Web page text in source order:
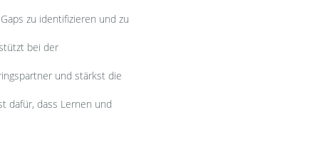
zu identifizieren und zu
bei der
und stärkst die
dafür, dass Lernen und